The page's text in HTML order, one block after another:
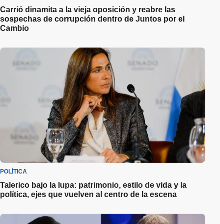
Carrió dinamita a la vieja oposición y reabre las
sospechas de corrupción dentro de Juntos por el
Cambio
POLÍTICA
Talerico bajo la lupa: patrimonio, estilo de vida y la
política, ejes que vuelven al centro de la escena